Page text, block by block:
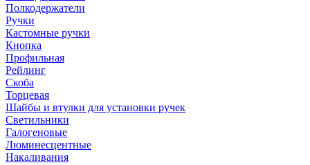
Полкодержатели
Ручки
Кастомные ручки
Кнопка
Профильная
Рейлинг
Скоба
Торцевая
Шайбы и втулки для установки ручек
Светильники
Галогеновые
Люминесцентные
Накаливания